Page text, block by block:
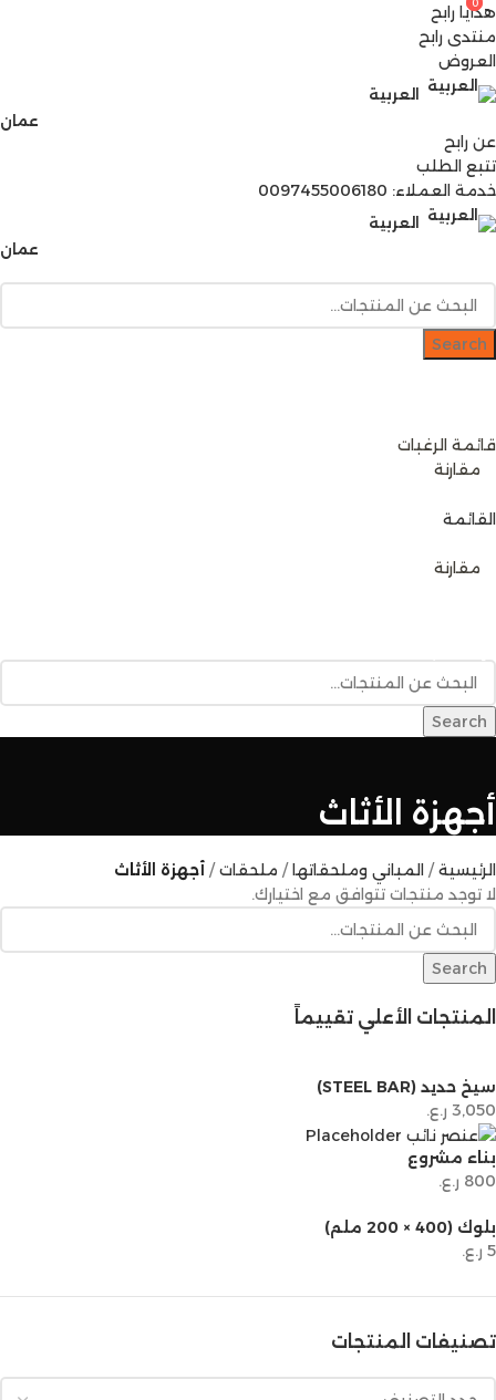
هدايا رابح
منتدى رابح
العروض
العربية
عمان
عن رابح
تتبع الطلب
خدمة العملاء: 0097455006180
العربية
عمان
Search
قائمة الرغبات
مقارنة
0
القائمة
مقارنة
Search
أجهزة الأثاث
المنتجات الأعلي تقييماً
سيخ حديد (STEEL BAR)
3,050 ر.ع.
بناء مشروع
800 ر.ع.
بلوك (400 × 200 ملم)
5 ر.ع.
تصنيفات المنتجات
الرئيسية المباني وملحقاتها ملحقات
أجهزة الأثاث
لا توجد منتجات تتوافق مع اختيارك.
Search
0